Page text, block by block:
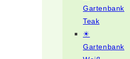
Gartenbank
Teak
☀
Gartenbank